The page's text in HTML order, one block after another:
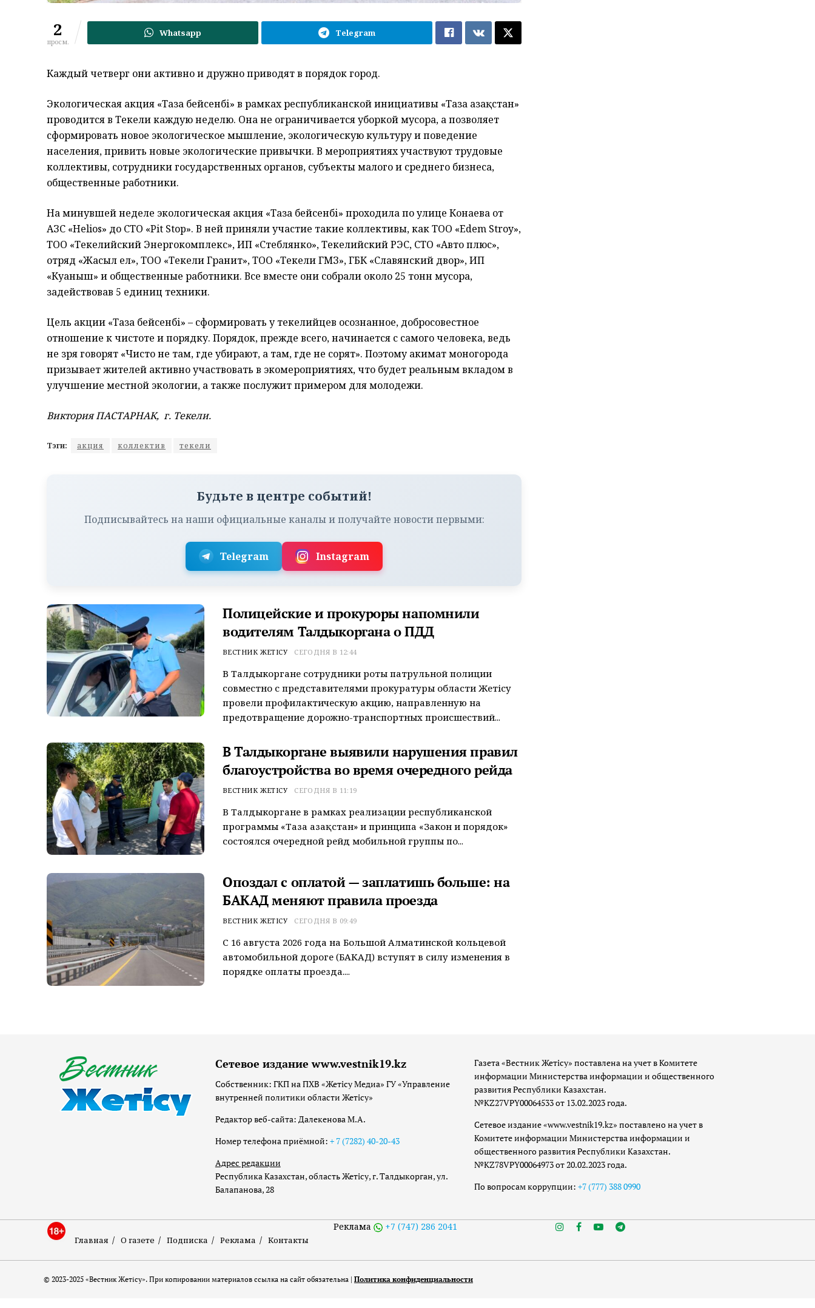
2
просм.
Whatsapp Telegram
Каждый четверг они активно и дружно приводят в порядок город.
Экологическая акция «Таза бейсенбі» в рамках республиканской инициативы «Таза Қазақстан»
проводится в Текели каждую неделю. Она не ограничивается уборкой мусора, а позволяет
сформировать новое экологическое мышление, экологическую культуру и поведение
населения, привить новые экологические привычки. В мероприятиях участвуют трудовые
коллективы, сотрудники государственных органов, субъекты малого и среднего бизнеса,
общественные работники.
На минувшей неделе экологическая акция «Таза бейсенбі» проходила по улице Конаева от
АЗС «Helios» до СТО «Pit Stop». В ней приняли участие такие коллективы, как ТОО «Edem Stroy»,
ТОО «Текелийский Энергокомплекс», ИП «Стеблянко», Текелийский РЭС, СТО «Авто плюс»,
отряд «Жасыл ел», ТОО «Текели Гранит», ТОО «Текели ГМЗ», ГБК «Славянский двор», ИП
«Куаныш» и общественные работники. Все вместе они собрали около 25 тонн мусора,
задействовав 5 единиц техники.
Цель акции «Таза бейсенбі» – сформировать у текелийцев осознанное, добросовестное
отношение к чистоте и порядку. Порядок, прежде всего, начинается с самого человека, ведь
не зря говорят «Чисто не там, где убирают, а там, где не сорят». Поэтому акимат моногорода
призывает жителей активно участвовать в экомероприятиях, что будет реальным вкладом в
улучшение местной экологии, а также послужит примером для молодежи.
Виктория ПАСТАРНАК, г. Текели.
Тэги: акция коллектив текели
Будьте в центре событий!
Подписывайтесь на наши официальные каналы и получайте новости первыми:
Telegram Instagram
Полицейские и прокуроры напомнили
водителям Талдыкоргана о ПДД
ВЕСТНИК ЖЕТІСУ СЕГОДНЯ В 12:44
В Талдыкоргане сотрудники роты патрульной полиции
совместно с представителями прокуратуры области Жетісу
провели профилактическую акцию, направленную на
предотвращение дорожно-транспортных происшествий...
В Талдыкоргане выявили нарушения правил
благоустройства во время очередного рейда
ВЕСТНИК ЖЕТІСУ СЕГОДНЯ В 11:19
В Талдыкоргане в рамках реализации республиканской
программы «Таза Қазақстан» и принципа «Закон и порядок»
состоялся очередной рейд мобильной группы по...
Опоздал с оплатой — заплатишь больше: на
БАКАД меняют правила проезда
ВЕСТНИК ЖЕТІСУ СЕГОДНЯ В 09:49
С 16 августа 2026 года на Большой Алматинской кольцевой
автомобильной дороге (БАКАД) вступят в силу изменения в
порядке оплаты проезда....
Сетевое издание www.vestnik19.kz
Собственник: ГКП на ПХВ «Жетісу Медиа» ГУ «Управление
внутренней политики области Жетісу»
Редактор веб-сайта: Далекенова М.А.
Номер телефона приёмной: + 7 (7282) 40-20-43
Адрес редакции
Республика Казахстан, область Жетісу, г. Талдыкорган, ул.
Балапанова, 28
Газета «Вестник Жетісу» поставлена на учет в Комитете
информации Министерства информации и общественного
развития Республики Казахстан.
№KZ27VPY00064533 от 13.02.2023 года.
Сетевое издание «www.vestnik19.kz» поставлено на учет в
Комитете информации Министерства информации и
общественного развития Республики Казахстан.
№KZ78VPY00064973 от 20.02.2023 года.
По вопросам коррупции: +7 (777) 388 0990
Главная О газете Подписка Реклама Контакты
Реклама +7 (747) 286 2041
© 2023-2025 «Вестник Жетісу». При копировании материалов ссылка на сайт обязательна | Политика конфиденциальности